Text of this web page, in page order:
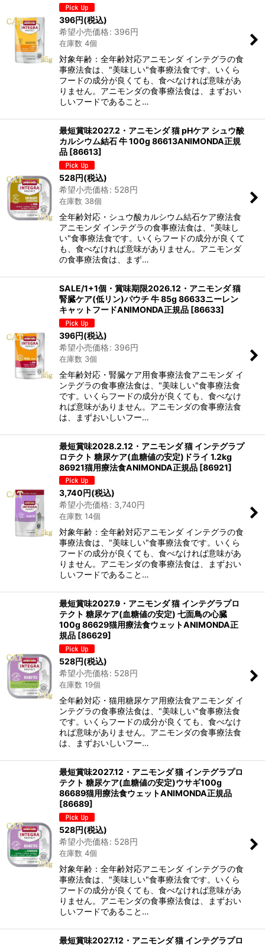
396円(税込)
希望小売価格: 396円
在庫数 4個
対象年齢：全年齢対応アニモンダ インテグラの食
事療法食は、"美味しい"食事療法食です。いくら
フードの成分が良くても、食べなければ意味があ
りません。アニモンダの食事療法食は、まずおい
しいフードであること…
最短賞味2027.2・アニモンダ 猫 pHケア シュウ酸
カルシウム結石 牛 100g 86613ANIMONDA正規
品 [86613]
528円(税込)
希望小売価格: 528円
在庫数 38個
全年齢対応・シュウ酸カルシウム結石ケア療法食
アニモンダ インテグラの食事療法食は、"美味し
い"食事療法食です。いくらフードの成分が良くて
も、食べなければ意味がありません。アニモンダ
の食事療法食は、まず…
SALE/1+1個・賞味期限2026.12・アニモンダ 猫
腎臓ケア(低リン)パウチ 牛 85g 86633ニーレン
キャットフードANIMONDA正規品 [86633]
396円(税込)
希望小売価格: 396円
在庫数 3個
全年齢対応・腎臓ケア用食事療法食アニモンダ イ
ンテグラの食事療法食は、"美味しい"食事療法食
です。いくらフードの成分が良くても、食べなけ
れば意味がありません。アニモンダの食事療法食
は、まずおいしいフー…
最短賞味2028.2.12・アニモンダ 猫 インテグラプ
ロテクト 糖尿ケア(血糖値の安定)ドライ 1.2kg
86921猫用療法食ANIMONDA正規品 [86921]
3,740円(税込)
希望小売価格: 3,740円
在庫数 14個
対象年齢：全年齢対応アニモンダ インテグラの食
事療法食は、"美味しい"食事療法食です。いくら
フードの成分が良くても、食べなければ意味があ
りません。アニモンダの食事療法食は、まずおい
しいフードであること…
最短賞味2027.9・アニモンダ 猫 インテグラプロ
テクト 糖尿ケア(血糖値の安定) 七面鳥の心臓
100g 86629猫用療法食ウェットANIMONDA正
規品 [86629]
528円(税込)
希望小売価格: 528円
在庫数 19個
全年齢対応・猫用糖尿ケア用療法食アニモンダ イ
ンテグラの食事療法食は、"美味しい"食事療法食
です。いくらフードの成分が良くても、食べなけ
れば意味がありません。アニモンダの食事療法食
は、まずおいしいフー…
最短賞味2027.12・アニモンダ 猫 インテグラプロ
テクト 糖尿ケア(血糖値の安定)ウサギ100g
86689猫用療法食ウェットANIMONDA正規品
[86689]
528円(税込)
希望小売価格: 528円
在庫数 4個
対象年齢：全年齢対応アニモンダ インテグラの食
事療法食は、"美味しい"食事療法食です。いくら
フードの成分が良くても、食べなければ意味があ
りません。アニモンダの食事療法食は、まずおい
しいフードであること…
最短賞味2027.12・アニモンダ 猫 インテグラプロ